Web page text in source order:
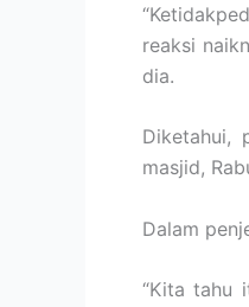
reaksi
dia.
Diketahui,
masjid,
Dalam
“Kita tahu